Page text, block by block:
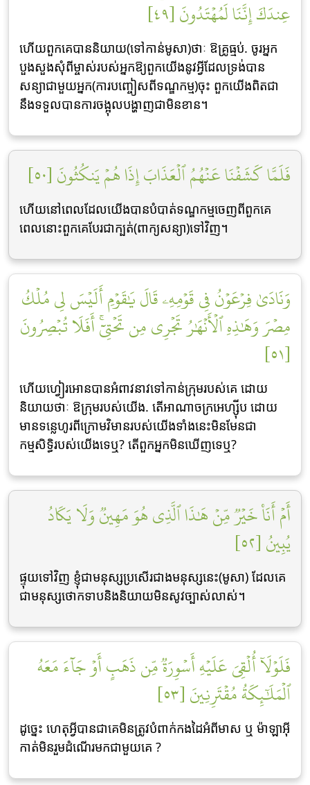
عِندَكَ إِنَّنَا لَمُهۡتَدُونَ [٤٩]
ហើយពួកគេបាននិយាយ(ទៅកាន់មូសា)ថាៈ ឱគ្រូធ្មប់. ចូរអ្នក
បួងសួងសុំពីម្ចាស់របស់អ្នកឱ្យពួកយើងនូវអ្វីដែលទ្រង់បាន
សន្យាជាមួយអ្នក(ការបញ្ចៀសពីទណ្ឌកម្ម)ចុះ ពួកយើងពិតជា
នឹងទទួលបានការចង្អុលបង្ហាញជាមិនខាន។
فَلَمَّا كَشَفۡنَا عَنۡهُمُ ٱلۡعَذَابَ إِذَا هُمۡ يَنكُثُونَ [٥٠]
ហើយនៅពេលដែលយើងបានបំបាត់ទណ្ឌកម្មចេញពីពួកគេ
ពេលនោះពួកគេបែរជាក្បត់(ពាក្យសន្យា)ទៅវិញ។
وَنَادَىٰ فِرۡعَوۡنُ فِي قَوۡمِهِۦ قَالَ يَٰقَوۡمِ أَلَيۡسَ لِي مُلۡكُ
مِصۡرَ وَهَٰذِهِ ٱلۡأَنۡهَٰرُ تَجۡرِي مِن تَحۡتِيٓۚ أَفَلَا تُبۡصِرُونَ
[٥١]
ហើយហ្វៀរអោនបានអំពាវនាវទៅកាន់ក្រុមរបស់គេ ដោយ
និយាយថាៈ ឱក្រុមរបស់យើង. តើអាណាចក្រអេហ្ស៊ីប ដោយ
មានទនេ្លហូរពីក្រោមវិមានរបស់យើងទាំងនេះមិនមែនជា
កម្មសិទ្ធិរបស់យើងទេឬ? តើពួកអ្នកមិនឃើញទេឬ?
أَمۡ أَنَا۠ خَيۡرٞ مِّنۡ هَٰذَا ٱلَّذِي هُوَ مَهِينٞ وَلَا يَكَادُ
يُبِينُ [٥٢]
ផ្ទុយទៅវិញ ខ្ញុំជាមនុស្សប្រសើរជាងមនុស្សនេះ(មូសា) ដែលគេ
ជាមនុស្សថោកទាបនិងនិយាយមិនសូវច្បាស់លាស់។
فَلَوۡلَآ أُلۡقِيَ عَلَيۡهِ أَسۡوِرَةٞ مِّن ذَهَبٍ أَوۡ جَآءَ مَعَهُ
ٱلۡمَلَٰٓئِكَةُ مُقۡتَرِنِينَ [٥٣]
ដូចេ្នះ ហេតុអ្វីបានជាគេមិនត្រូវបំពាក់កងដៃអំពីមាស ឬ ម៉ាឡាអ៊ី
កាត់មិនរួមដំណើរមកជាមួយគេ ?